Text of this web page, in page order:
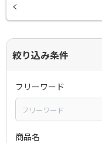
絞り込み条件
フリーワード
商品名